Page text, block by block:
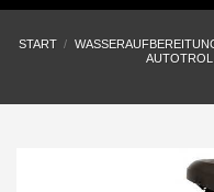
START /